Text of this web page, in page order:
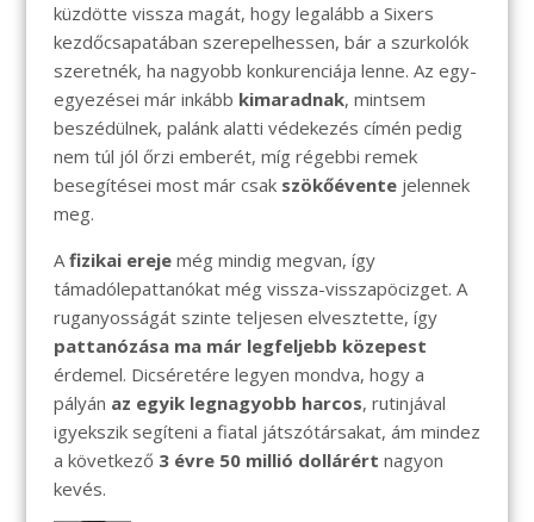
küzdötte vissza magát, hogy legalább a Sixers
kezdőcsapatában szerepelhessen, bár a szurkolók
szeretnék, ha nagyobb konkurenciája lenne. Az egy-
egyezései már inkább kimaradnak, mintsem
beszédülnek, palánk alatti védekezés címén pedig
nem túl jól őrzi emberét, míg régebbi remek
besegítései most már csak szökőéventejelennek
meg.
Afizikai erejemég mindig megvan, így
támadólepattanókat még vissza-visszapöcizget. A
ruganyosságát szinte teljesen elvesztette, így
pattanózása ma már legfeljebb közepest
érdemel. Dicséretére legyen mondva, hogy a
pályán az egyik legnagyobb harcos, rutinjával
igyekszik segíteni a fiatal játszótársakat, ám mindez
a következő 3 évre 50 millió dollárért nagyon
kevés.